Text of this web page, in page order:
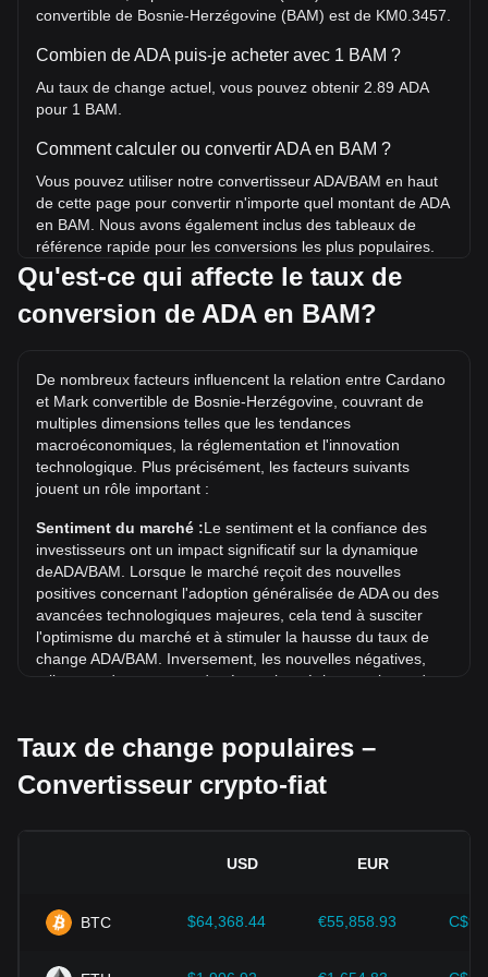
convertible de Bosnie-Herzégovine (BAM) est de KM0.3457.
Combien de ADA puis-je acheter avec 1 BAM ?
Au taux de change actuel, vous pouvez obtenir 2.89 ADA
pour 1 BAM.
Comment calculer ou convertir ADA en BAM ?
Vous pouvez utiliser notre convertisseur ADA/BAM en haut
de cette page pour convertir n'importe quel montant de ADA
en BAM. Nous avons également inclus des tableaux de
référence rapide pour les conversions les plus populaires.
Par exemple, 5 BAM équivalent à 14.46 ADA, tandis que
5 ADA coûtent environ 1.73BAM.
KM5.25. Il reste à voir si la valeur de 1 ADA/BAM dépassera
le record historique actuel.
Quelle est la tendance des prix de en BAM ?
Au cours des 7 derniers jours, le taux de change de
Cardano (ADA) a augmenté de 18.40%. Au cours du mois
dernier, le taux de change de Cardano (ADA) a augmenté
de 16.38% par rapport à Mark convertible de Bosnie-
Herzégovine (BAM).
Qu'est-ce qui affecte le taux de
conversion de ADA en BAM?
De nombreux facteurs influencent la relation entre Cardano
et Mark convertible de Bosnie-Herzégovine, couvrant de
multiples dimensions telles que les tendances
macroéconomiques, la réglementation et l'innovation
technologique. Plus précisément, les facteurs suivants
jouent un rôle important :
Sentiment du marché :Le sentiment et la confiance des
investisseurs ont un impact significatif sur la dynamique
deADA/BAM. Lorsque le marché reçoit des nouvelles
positives concernant l'adoption généralisée de ADA ou des
avancées technologiques majeures, cela tend à susciter
l'optimisme du marché et à stimuler la hausse du taux de
change ADA/BAM. Inversement, les nouvelles négatives,
telles que des mesures de répression réglementaire et des
ADA/BAM.
Environnement réglementaire :Les politiques et
fiat traditionnelles telles que le dollar américain. Des
confiance des investisseurs dans les cryptomonnaies et
faire grimper leur valeur. À l'inverse, des politiques
Taux de change populaires –
Convertisseur crypto-fiat
USD EUR
BTC $64,368.44 €55,858.93